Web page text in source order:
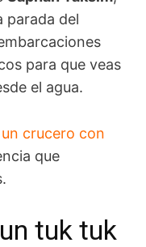
parada del
para que veas
el agua.
un crucero con
que
tuk tuk